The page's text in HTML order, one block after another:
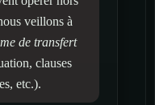
veillons à
de transfert
clauses
etc.).